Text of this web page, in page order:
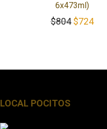
6x473ml)
$804 El
$724El
LOCAL POCITOS